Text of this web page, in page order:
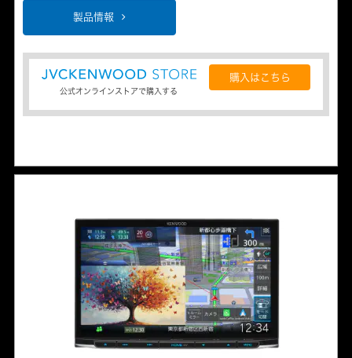
製品情報
公式オンラインストアで購入する
購入はこちら